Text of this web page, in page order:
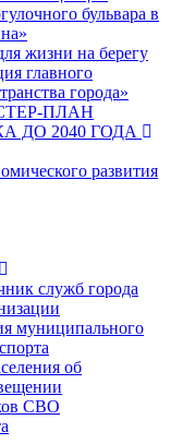
бульвара в
жизни на берегу
главного
города»
ПЛАН
ДО 2040 ГОДА
развития
служб города
муниципального
об
СВО